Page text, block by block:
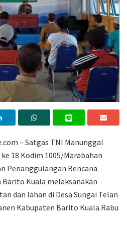
– Satgas TNI Manunggal
18 Kodim 1005/Marabahan
Penanggulangan Bencana
Barito Kuala melaksanakan
dan lahan di Desa Sungai Telan
Kabupaten Barito Kuala.Rabu